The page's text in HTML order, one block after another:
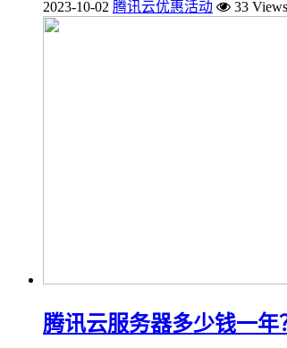
2023-10-02 腾讯云优惠活动 33 Views
腾讯云服务器多少钱一年